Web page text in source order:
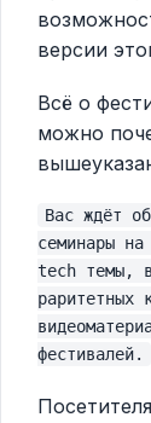
версии
Всё о
можно
Вас ждёт
семинары
tech темы,
раритетных
фестивалей.